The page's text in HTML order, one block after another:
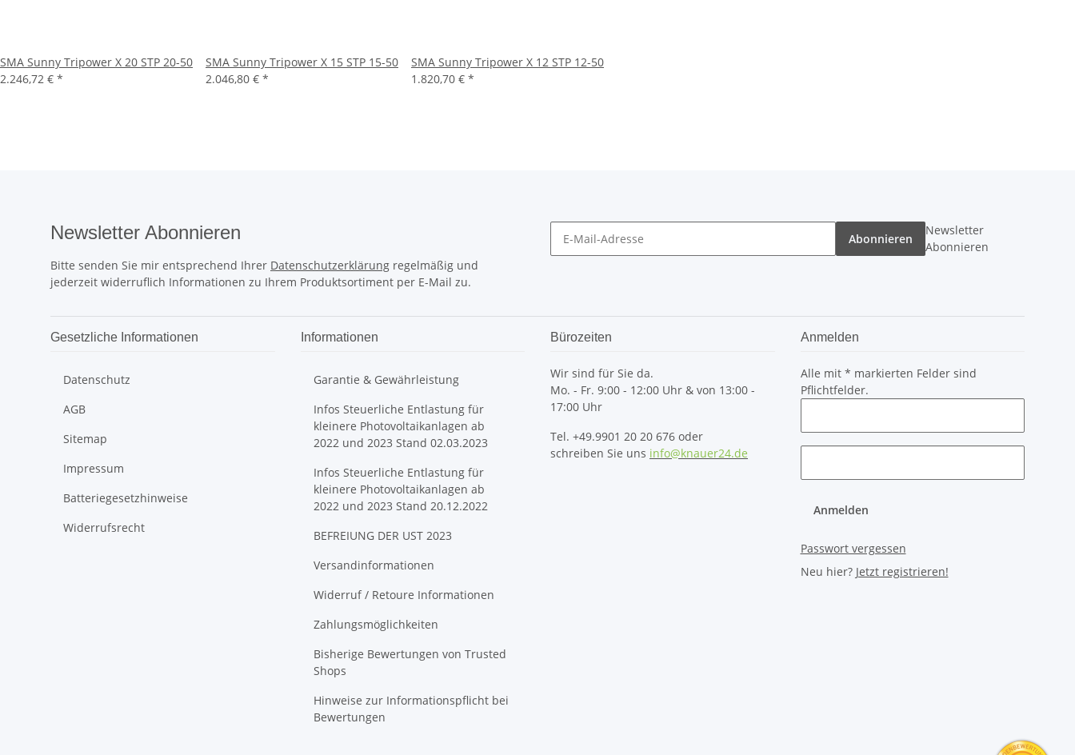
SMA Sunny Tripower X 20 STP 20-50
2.246,72 € *
SMA Sunny Tripower X 15 STP 15-50
2.046,80 € *
SMA Sunny Tripower X 12 STP 12-50
1.820,70 € *
Newsletter Abonnieren
Bitte senden Sie mir entsprechend Ihrer Datenschutzerklärung regelmäßig und
jederzeit widerruflich Informationen zu Ihrem Produktsortiment per E-Mail zu.
Abonnieren
Newsletter
Abonnieren
Gesetzliche Informationen
Datenschutz
AGB
Sitemap
Impressum
Batteriegesetzhinweise
Widerrufsrecht
Informationen
Garantie & Gewährleistung
Infos Steuerliche Entlastung für
kleinere Photovoltaikanlagen ab
2022 und 2023 Stand 02.03.2023
Infos Steuerliche Entlastung für
kleinere Photovoltaikanlagen ab
2022 und 2023 Stand 20.12.2022
BEFREIUNG DER UST 2023
Versandinformationen
Widerruf / Retoure Informationen
Zahlungsmöglichkeiten
Bisherige Bewertungen von Trusted
Shops
Hinweise zur Informationspflicht bei
Bewertungen
Bürozeiten
Wir sind für Sie da.
Mo. - Fr. 9:00 - 12:00 Uhr & von 13:00 -
17:00 Uhr
Tel. +49.9901 20 20 676 oder
schreiben Sie uns info@knauer24.de
Anmelden
Alle mit * markierten Felder sind
Pflichtfelder.
Anmelden
Passwort vergessen
Neu hier? Jetzt registrieren!